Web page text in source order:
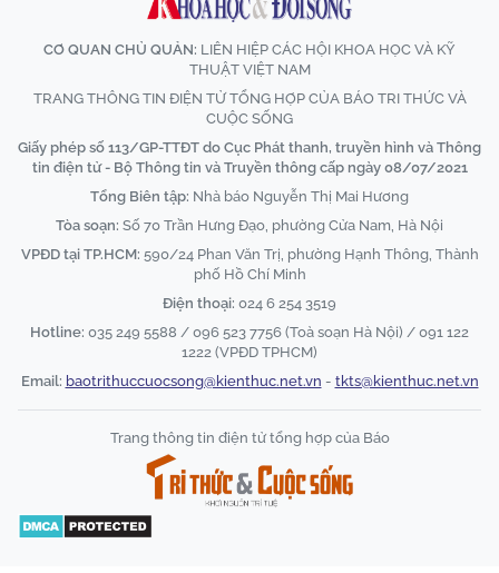
CƠ QUAN CHỦ QUẢN: LIÊN HIỆP CÁC HỘI KHOA HỌC VÀ KỸ
THUẬT VIỆT NAM
TRANG THÔNG TIN ĐIỆN TỬ TỔNG HỢP CỦA BÁO TRI THỨC VÀ
CUỘC SỐNG
Giấy phép số 113/GP-TTĐT do Cục Phát thanh, truyền hình và Thông
tin điện tử - Bộ Thông tin và Truyền thông cấp ngày 08/07/2021
Tổng Biên tập: Nhà báo Nguyễn Thị Mai Hương
Tòa soạn: Số 70 Trần Hưng Đạo, phường Cửa Nam, Hà Nội
VPĐD tại TP.HCM: 590/24 Phan Văn Trị, phường Hạnh Thông, Thành
phố Hồ Chí Minh
Điện thoại: 024 6 254 3519
Hotline: 035 249 5588 / 096 523 7756 (Toà soạn Hà Nội) / 091 122
1222 (VPĐD TPHCM)
Email: baotrithuccuocsong@kienthuc.net.vn - tkts@kienthuc.net.vn
Trang thông tin điện tử tổng hợp của Báo